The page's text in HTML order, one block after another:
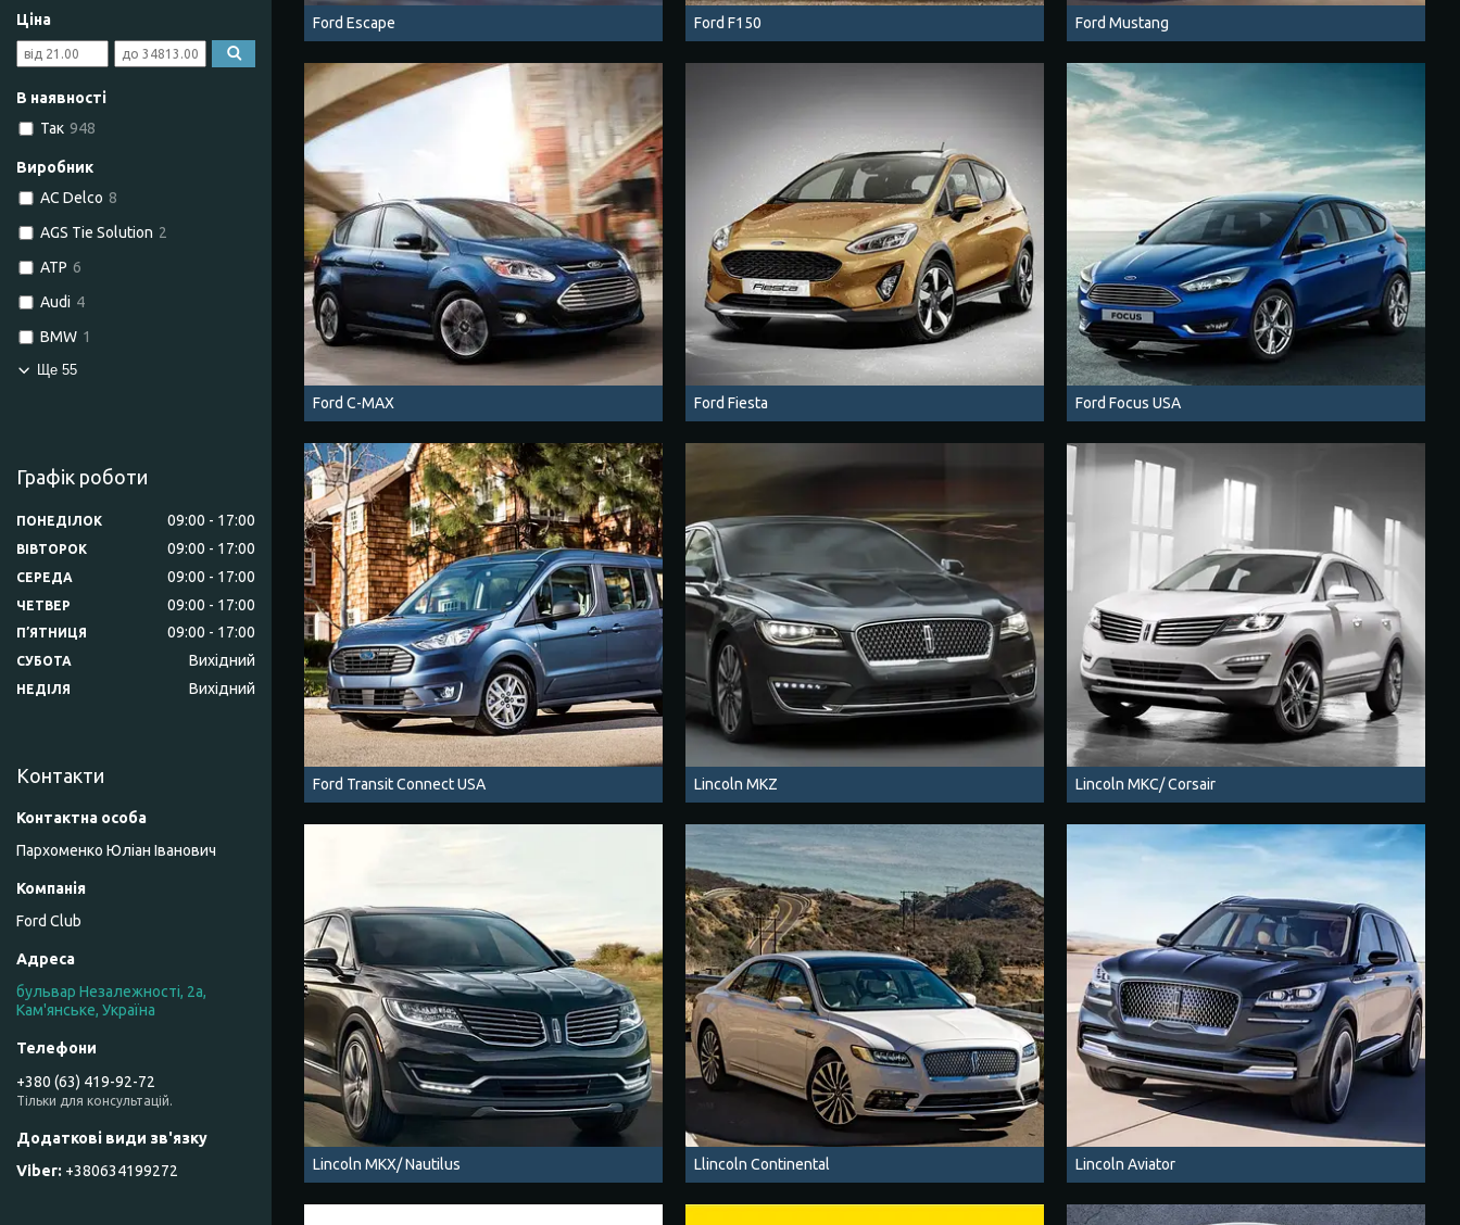
Ford Escape Ford F150 Ford Mustang
Ford C-MAX Ford Fiesta Ford Focus USA
Ford Transit Connect USA Lincoln MKZ Lincoln MKC/ Corsair
Lincoln MKX/ Nautilus Llincoln Continental Lincoln Aviator
Ціна
В наявності
Так 948
Виробник
AC Delco 8
AGS Tie Solution 2
ATP 6
Audi 4
BMW 1
Ще 55
Графік роботи
ПОНЕДІЛОК 09:00 17:00
ВІВТОРОК 09:00 17:00
СЕРЕДА 09:00 17:00
ЧЕТВЕР 09:00 17:00
ПʼЯТНИЦЯ 09:00 17:00
СУБОТА Вихідний
НЕДІЛЯ Вихідний
Контакти
Пархоменко Юліан Іванович
Ford Club
бульвар Незалежності, 2а,
Кам'янське, Україна
+380 (63) 419-92-72
Тільки для консультацій.
+380634199272